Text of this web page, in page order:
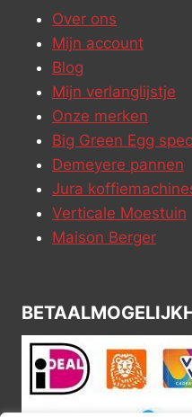
Over ons
Mijn account
Blog
Mijn verlanglijstje
Onze merken
Big Green Egg
Demeyere pannen
Jura
Verticale Moestuin
Maison Berger